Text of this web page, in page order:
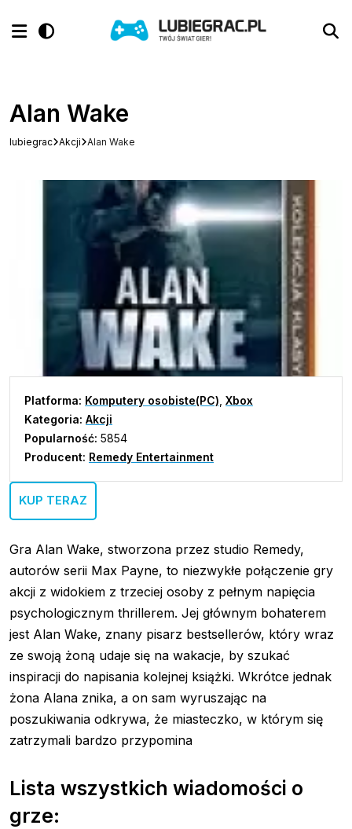
Alan Wake
lubiegrac Akcji Alan Wake
Platforma: Komputery osobiste(PC) Xbox
Kategoria: Akcji
Popularność: 5854
Producent: Remedy Entertainment
KUP TERAZ
Gra Alan Wake, stworzona przez studio Remedy,
autorów serii Max Payne, to niezwykłe połączenie gry
akcji z widokiem z trzeciej osoby z pełnym napięcia
psychologicznym thrillerem. Jej głównym bohaterem
jest Alan Wake, znany pisarz bestsellerów, który wraz
ze swoją żoną udaje się na wakacje, by szukać
inspiracji do napisania kolejnej książki. Wkrótce jednak
żona Alana znika, a on sam wyruszając na
poszukiwania odkrywa, że miasteczko, w którym się
zatrzymali bardzo przypomina
Lista wszystkich wiadomości o
grze: